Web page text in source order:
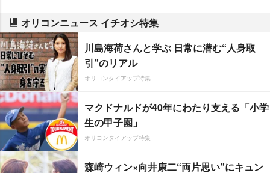
オリコンニュース イチオシ特集
川島海荷さんと学ぶ 日常に潜む“人身取
引”のリアル
オリコンタイアップ特集
マクドナルドが40年にわたり支える「小学
生の甲子園」
オリコンタイアップ特集
森崎ウィン×向井康二“両片思い”にキュン